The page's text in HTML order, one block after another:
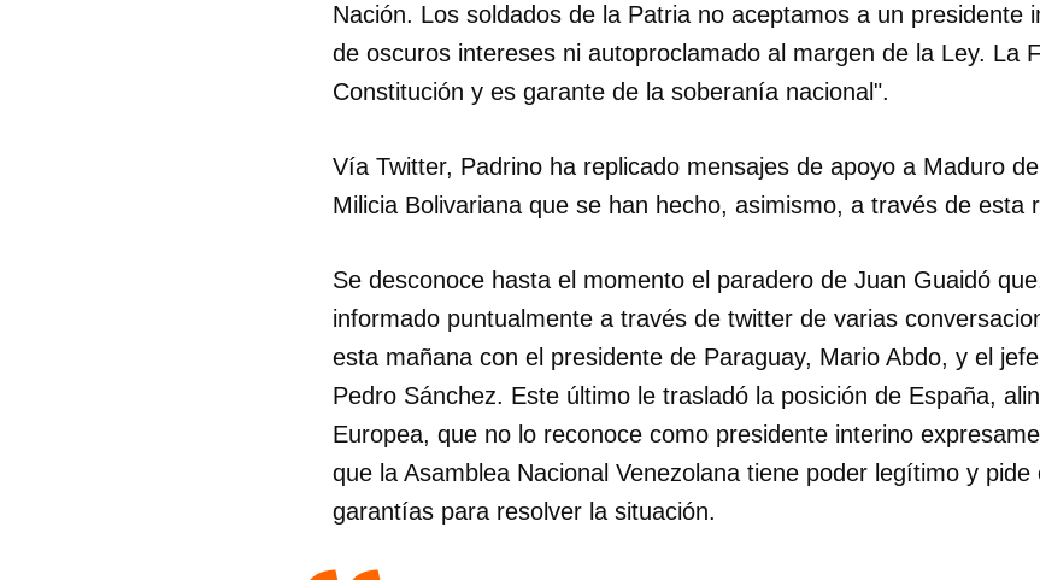
Nación. Los soldados de la Patria no aceptamos a un presidente
de oscuros intereses ni autoproclamado al margen de la Ley. La
Constitución y es garante de la soberanía nacional".
Vía Twitter, Padrino ha replicado mensajes de apoyo a Maduro
Milicia Bolivariana que se han hecho, asimismo, a través de esta
Se desconoce hasta el momento el paradero de Juan Guaidó
informado puntualmente a través de twitter de varias
esta mañana con el presidente de Paraguay, Mario Abdo, y el
Pedro Sánchez. Este último le trasladó la posición de España,
Europea, que no lo reconoce como presidente interino
que la Asamblea Nacional Venezolana tiene poder legítimo y pide
garantías para resolver la situación.